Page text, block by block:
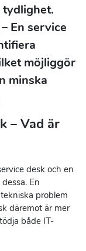
tydlighet.
– En service
möjliggör
minska
– Vad är
desk och en
En
problem
däremot är mer
både IT-